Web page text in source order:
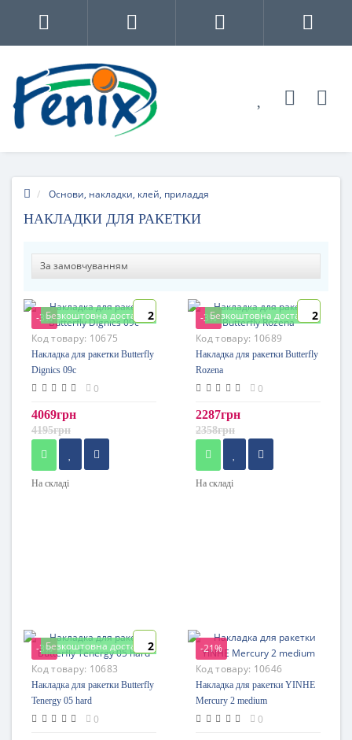
Основи, накладки, клей, приладдя
НАКЛАДКИ ДЛЯ РАКЕТКИ
-3%Безкоштовна доставка2
Код товару: 10675
Накладка для ракетки Butterfly
Dignics 09c
0
4069грн
4195грн
На складі
-3%Безкоштовна доставка2
Код товару: 10689
Накладка для ракетки Butterfly
Rozena
0
2287грн
2358грн
На складі
-3%Безкоштовна доставка2
Код товару: 10683
Накладка для ракетки Butterfly
Tenergy 05 hard
0
-21%
Код товару: 10646
Накладка для ракетки YINHE
Mercury 2 medium
0